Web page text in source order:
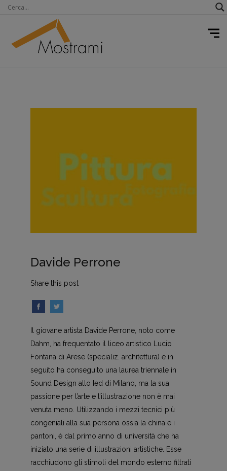
Davide Perrone
Share this post
Il giovane artista Davide Perrone, noto come
Dahm, ha frequentato il liceo artistico Lucio
Fontana di Arese (specializ. architettura) e in
seguito ha conseguito una laurea triennale in
Sound Design allo Ied di Milano, ma la sua
passione per l’arte e l’illustrazione non è mai
venuta meno. Utilizzando i mezzi tecnici più
congeniali alla sua persona ossia la china e i
pantoni, è dal primo anno di università che ha
iniziato una serie di illustrazioni artistiche. Esse
racchiudono gli stimoli del mondo esterno filtrati